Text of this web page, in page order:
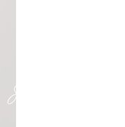
Special Edition